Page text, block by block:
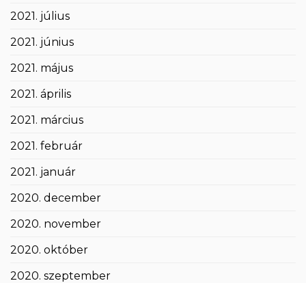
2021. július
2021. június
2021. május
2021. április
2021. március
2021. február
2021. január
2020. december
2020. november
2020. október
2020. szeptember